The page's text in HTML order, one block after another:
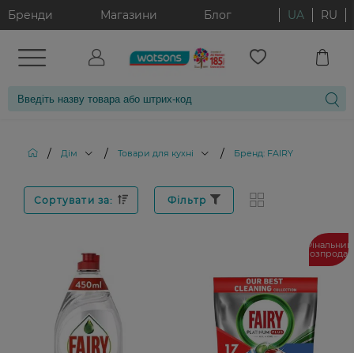
Бренди Магазини Блог UA RU
/ Дім / Товари для кухні / Бренд: FAIRY
Сортувати за: Фільтр
Фінальний
розпродаж